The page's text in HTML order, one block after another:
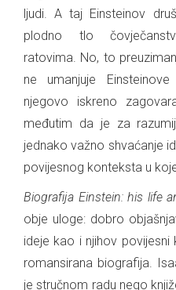
ljudi. A taj Einsteinov
plodno tlo
ratovima. No, to
ne umanjuje
njegovo iskreno
međutim da je za
jednako važno shvaćanje
povijesnog konteksta u
Biografija Einstein: his life
obje uloge: dobro
ideje kao i njihov
romansirana biografija.
je stručnom radu nego